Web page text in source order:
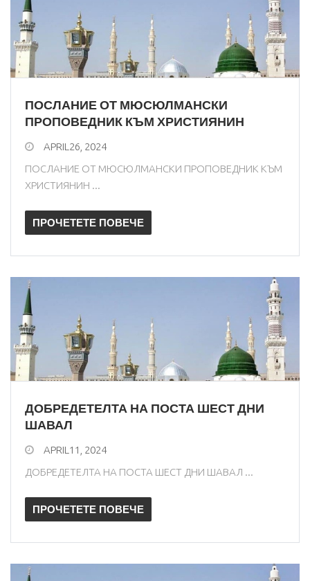
ПОСЛАНИЕ ОТ МЮСЮЛМАНСКИ
ПРОПОВЕДНИК КЪМ ХРИСТИЯНИН
APRIL26, 2024
ПОСЛАНИЕ ОТ МЮСЮЛМАНСКИ ПРОПОВЕДНИК КЪМ
ХРИСТИЯНИН ...
ПРОЧЕТЕТЕ ПОВЕЧЕ
ДОБРЕДЕТЕЛТА НА ПОСТА ШЕСТ ДНИ
ШАВАЛ
APRIL11, 2024
ДОБРЕДЕТЕЛТА НА ПОСТА ШЕСТ ДНИ ШАВАЛ ...
ПРОЧЕТЕТЕ ПОВЕЧЕ